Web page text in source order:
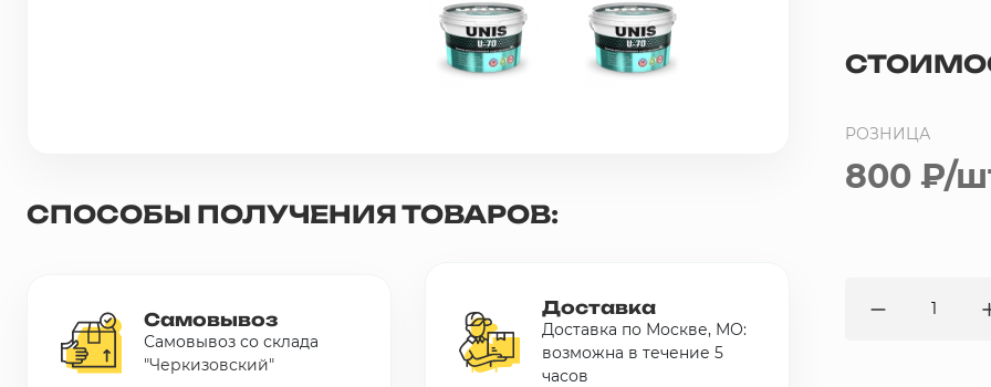
СПОСОБЫ ПОЛУЧЕНИЯ ТОВАРОВ:
Самовывоз
Самовывоз со склада
"Черкизовский"
Доставка
Доставка по Москве, МО:
возможна в течение 5
часов
РОЗНИЦА
800 ₽/